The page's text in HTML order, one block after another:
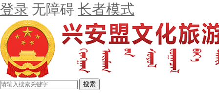
登录 无障碍 长者模式
搜索